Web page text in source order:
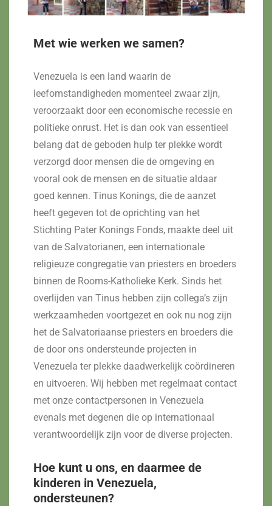
Met wie werken we samen?
Venezuela is een land waarin de
leefomstandigheden momenteel zwaar zijn,
veroorzaakt door een economische recessie en
politieke onrust. Het is dan ook van essentieel
belang dat de geboden hulp ter plekke wordt
verzorgd door mensen die de omgeving en
vooral ook de mensen en de situatie aldaar
goed kennen. Tinus Konings, die de aanzet
heeft gegeven tot de oprichting van het
Stichting Pater Konings Fonds, maakte deel uit
van de Salvatorianen, een internationale
religieuze congregatie van priesters en broeders
binnen de Rooms-Katholieke Kerk. Sinds het
overlijden van Tinus hebben zijn collega’s zijn
werkzaamheden voortgezet en ook nu nog zijn
het de Salvatoriaanse priesters en broeders die
de door ons ondersteunde projecten in
Venezuela ter plekke daadwerkelijk coördineren
en uitvoeren. Wij hebben met regelmaat contact
met onze contactpersonen in Venezuela
evenals met degenen die op internationaal
verantwoordelijk zijn voor de diverse projecten.
Hoe kunt u ons, en daarmee de
kinderen in Venezuela,
ondersteunen?